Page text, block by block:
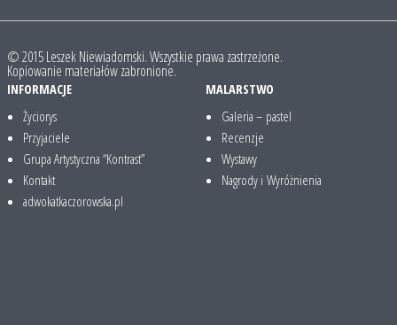
© 2015 Leszek Niewiadomski. Wszystkie prawa zastrzeżone.
Kopiowanie materiałów zabronione.
INFORMACJE
Życiorys
Przyjaciele
Grupa Artystyczna “Kontrast”
Kontakt
adwokatkaczorowska.pl
MALARSTWO
Galeria – pastel
Recenzje
Wystawy
Nagrody i Wyróżnienia